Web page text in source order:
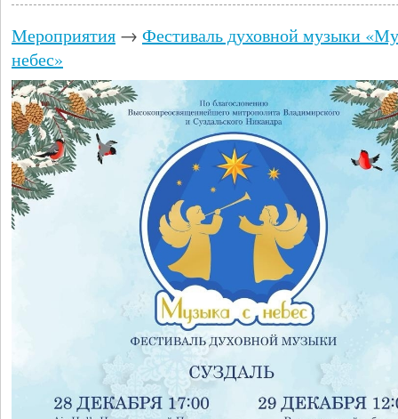
Мероприятия → Фестиваль духовной музыки
небес»